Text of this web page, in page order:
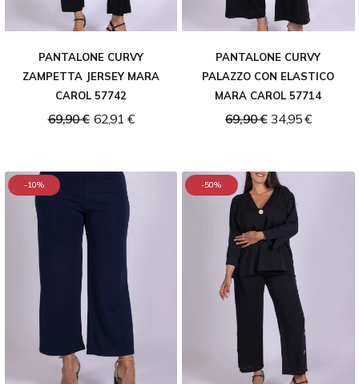
PANTALONE CURVY
ZAMPETTA JERSEY MARA
CAROL 57742
69,90 € 62,91 €
PANTALONE CURVY
PALAZZO CON ELASTICO
MARA CAROL 57714
69,90 € 34,95 €
-10% -50%